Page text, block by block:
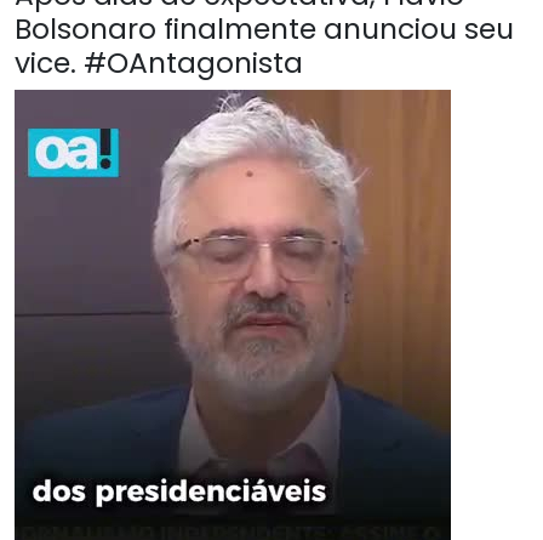
Bolsonaro finalmente anunciou seu
vice. #OAntagonista